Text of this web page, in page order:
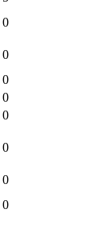
0
0
0
0
0
0
0
0